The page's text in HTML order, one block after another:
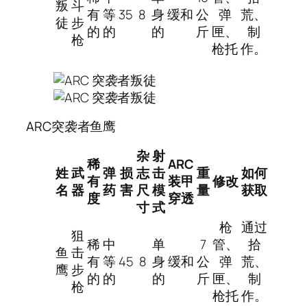
叛
徒
斗
步
枪
有
的
等
的
35 8 身
的
缓和公
斤
弹
匣、
枪托
荒、
制
作。
ARC突袭者鱼鹰
姓
名
武
器
稀
有
度
弹
药
损
害
杂
志
尺
寸
射
击
模
式
ARC
装甲
穿透
重
量修改如何
获取
鱼
鹰
狙
击
步
枪
稀
有
的
中
等
的
45 8
单
身
的
缓和
7
公
斤
枪
管、
弹
匣、
枪托
通过
拾
荒、
制
作。